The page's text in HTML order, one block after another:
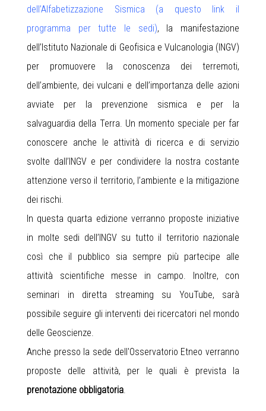
dell’Alfabetizzazione Sismica (a questo link il
programma per tutte le sedi), la manifestazione
dell’Istituto Nazionale di Geofisica e Vulcanologia (INGV)
per promuovere la conoscenza dei terremoti,
dell’ambiente, dei vulcani e dell’importanza delle azioni
avviate per la prevenzione sismica e per la
salvaguardia della Terra. Un momento speciale per far
conoscere anche le attività di ricerca e di servizio
svolte dall’INGV e per condividere la nostra costante
attenzione verso il territorio, l’ambiente e la mitigazione
dei rischi.
In questa quarta edizione verranno proposte iniziative
in molte sedi dell’INGV su tutto il territorio nazionale
così che il pubblico sia sempre più partecipe alle
attività scientifiche messe in campo. Inoltre, con
seminari in diretta streaming su YouTube, sarà
possibile seguire gli interventi dei ricercatori nel mondo
delle Geoscienze.
Anche presso la sede dell'Osservatorio Etneo verranno
proposte delle attività, per le quali è prevista la
prenotazione obbligatoria.